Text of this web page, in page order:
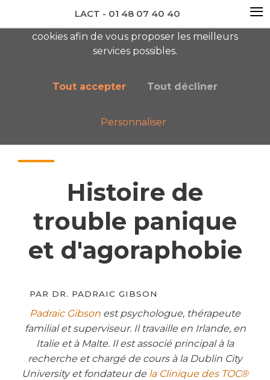
newsletter AC
Nos publications
Histoire de
trouble panique
et d'agoraphobie
PAR DR. PADRAIC GIBSON
Padraic Gibson est psychologue, thérapeute
familial et superviseur. Il travaille en Irlande, en
Italie et à Malte. Il est associé principal à la
recherche et chargé de cours à la Dublin City
University et fondateur de la Clinique des TOC®
cookies afin de vous proposer les meilleurs
services possibles.
Tout accepter Tout décliner
Personnaliser
LACT - 01 48 07 40 40 ≡